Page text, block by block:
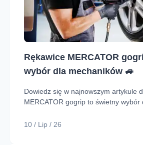
Rękawice MERCATOR
wybór dla mechaników 🚙
Dowiedz się w najnowszym artykule
MERCATOR gogrip to świetny wybór
10 / Lip / 26